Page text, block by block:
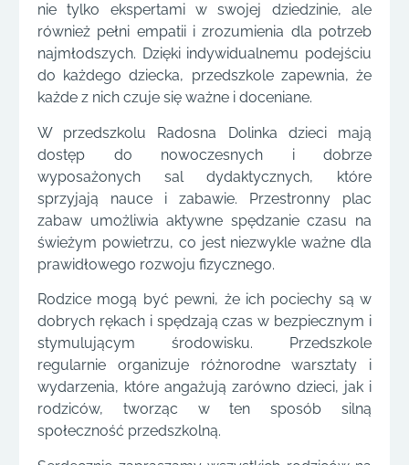
nie tylko ekspertami w swojej dziedzinie, ale
również pełni empatii i zrozumienia dla potrzeb
najmłodszych. Dzięki indywidualnemu podejściu
do każdego dziecka, przedszkole zapewnia, że
każde z nich czuje się ważne i doceniane.
W przedszkolu Radosna Dolinka dzieci mają
dostęp do nowoczesnych i dobrze
wyposażonych sal dydaktycznych, które
sprzyjają nauce i zabawie. Przestronny plac
zabaw umożliwia aktywne spędzanie czasu na
świeżym powietrzu, co jest niezwykle ważne dla
prawidłowego rozwoju fizycznego.
Rodzice mogą być pewni, że ich pociechy są w
dobrych rękach i spędzają czas w bezpiecznym i
stymulującym środowisku. Przedszkole
regularnie organizuje różnorodne warsztaty i
wydarzenia, które angażują zarówno dzieci, jak i
rodziców, tworząc w ten sposób silną
społeczność przedszkolną.